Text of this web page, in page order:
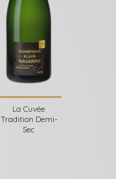
La Cuvée
Tradition Demi-
Sec